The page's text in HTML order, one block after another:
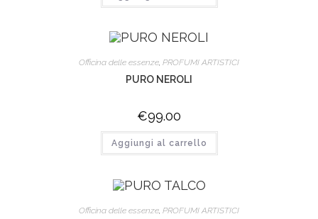
Officina delle essenze, PROFUMI ARTISTICI
PURO NEROLI
€99.00
Aggiungi al carrello
Officina delle essenze, PROFUMI ARTISTICI